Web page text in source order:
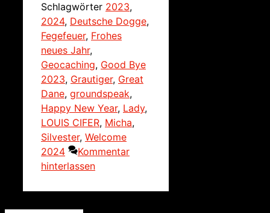
Schlagwörter 2023,
2024, Deutsche Dogge,
Fegefeuer, Frohes
neues Jahr,
Geocaching, Good Bye
2023, Grautiger, Great
Dane, groundspeak,
Happy New Year, Lady,
LOUIS CIFER, Micha,
Silvester, Welcome
2024
Kommentar
hinterlassen